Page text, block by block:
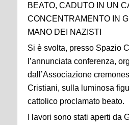
BEATO, CADUTO IN UN
CONCENTRAMENTO IN
MANO DEI NAZISTI
Si è svolta, presso Spazio
l’annunciata conferenza,
dall’Associazione
Cristiani, sulla luminosa
cattolico proclamato beato.
I lavori sono stati aperti da